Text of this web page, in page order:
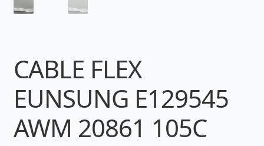
CABLE FLEX
EUNSUNG E129545
AWM 20861 105C